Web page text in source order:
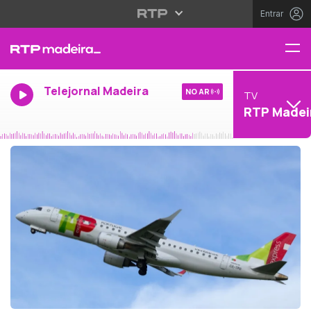
Entrar
Telejornal Madeira NO AR TV
RTP